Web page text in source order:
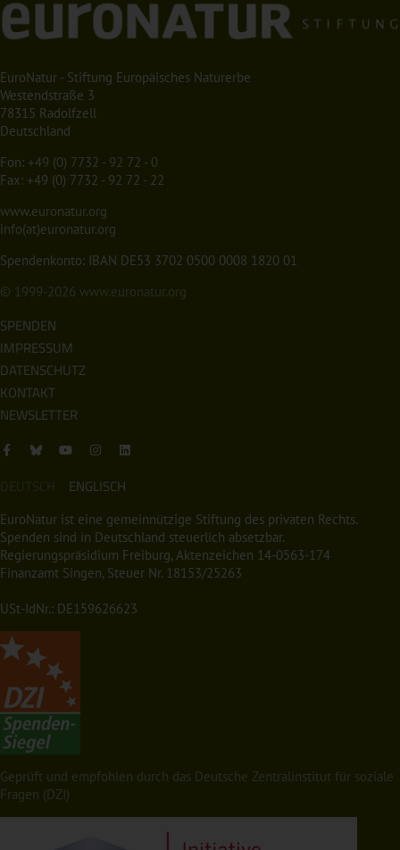
EuroNatur - Stiftung Europäisches Naturerbe
Westendstraße 3
78315 Radolfzell
Deutschland
Fon: +49 (0) 7732 - 92 72 - 0
Fax: +49 (0) 7732 - 92 72 - 22
www.euronatur.org
info(at)euronatur.org
Spendenkonto: IBAN DE53 3702 0500 0008 1820 01
© 1999-2026 www.euronatur.org
SPENDEN
IMPRESSUM
DATENSCHUTZ
KONTAKT
NEWSLETTER
DEUTSCH ENGLISCH
EuroNatur ist eine gemeinnützige Stiftung des privaten Rechts.
Spenden sind in Deutschland steuerlich absetzbar.
Regierungspräsidium Freiburg, Aktenzeichen 14-0563-174
Finanzamt Singen, Steuer Nr. 18153/25263
USt-IdNr.: DE159626623
Geprüft und empfohlen durch das Deutsche Zentralinstitut für soziale
Fragen (DZI)